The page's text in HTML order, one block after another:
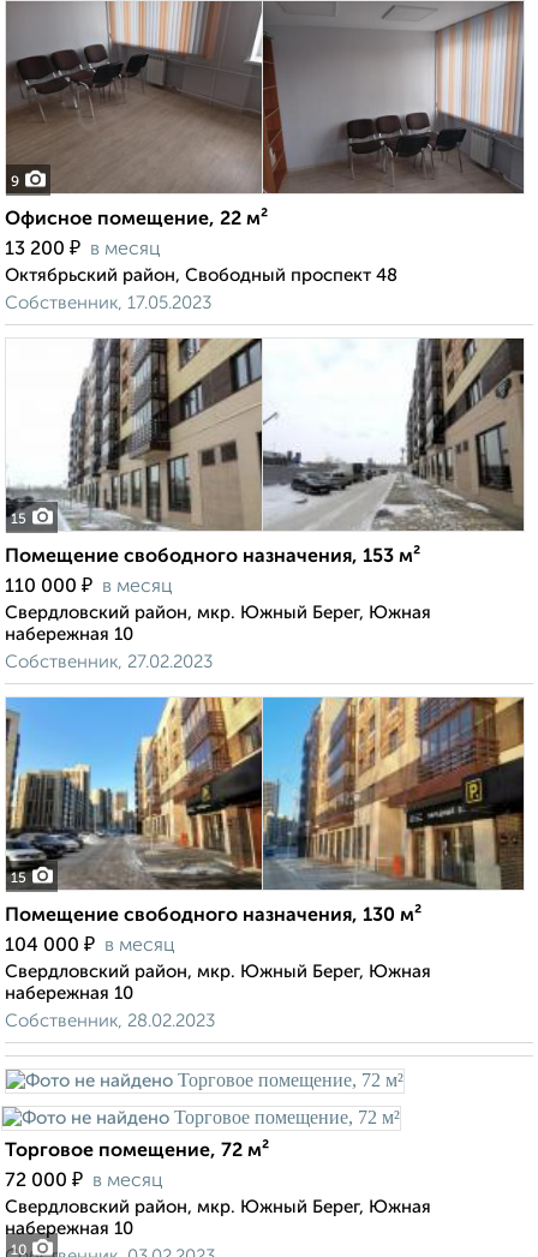
9
Офисное помещение, 22 м²
13 200 ₽ в месяц
Октябрьский район, Свободный проспект 48
Собственник, 17.05.2023
15
Помещение свободного назначения, 153 м²
110 000 ₽ в месяц
Свердловский район, мкр. Южный Берег, Южная
набережная 10
Собственник, 27.02.2023
15
Помещение свободного назначения, 130 м²
104 000 ₽ в месяц
Свердловский район, мкр. Южный Берег, Южная
набережная 10
Собственник, 28.02.2023
10
Торговое помещение, 72 м²
72 000 ₽ в месяц
Свердловский район, мкр. Южный Берег, Южная
набережная 10